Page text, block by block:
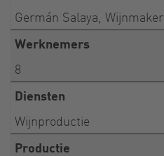
Germán Salaya, Wijnmaker
Werknemers
8
Diensten
Wijnproductie
Productie